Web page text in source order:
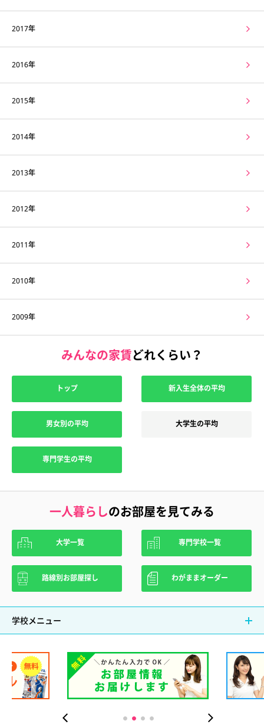
2017年
2016年
2015年
2014年
2013年
2012年
2011年
2010年
2009年
みんなの家賃どれくらい？
トップ 新入生全体の平均
男女別の平均 大学生の平均
専門学生の平均
一人暮らしのお部屋を見てみる
大学一覧 専門学校一覧
路線別お部屋探し わがままオーダー
学校メニュー